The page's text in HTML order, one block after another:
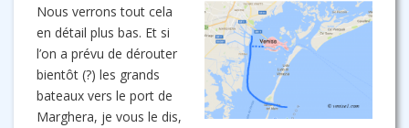
Nous verrons tout cela
en détail plus bas. Et si
l’on a prévu de dérouter
bientôt (?) les grands
bateaux vers le port de
Marghera, je vous le dis,